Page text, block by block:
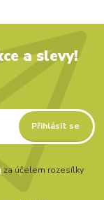
a slevy!
Přihlásit se
za účelem rozesílky